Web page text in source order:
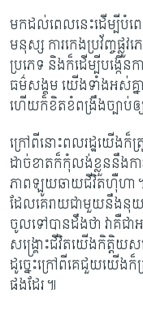
មកដល់ពេលនេះដើម្បីបំព
មនុស្ស ការកេងប្រវ័ញ្ច​ផ្
ប្រភេទ និងក៏ដើម្បី​បង្កើន​
ធម៌​សង្គម យើងទាំងអស់គ្នាច
ហើយក៏ខិតខំពង្រឹងច្បាប់
ក្រៅពីនោះពលរដ្ឋយើងក៏ត្
ដាច់ខាតក៏កុំលង់ខ្លួននឹងក
ភាពឡូយឆាយជីវិតហ៊ឺហា។ អ្
ដែលគេរាយជាមួយនឹងនុ
ចូលទៅបានដឹងថា វាគឺជ
សង្រ្គោះជីវិតយើងកិត្តិយ
ដូច្នេះក្រៅពីគេជួយយើងក៏
ផងដែរ៕